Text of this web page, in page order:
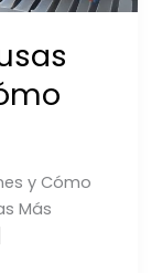
y Cómo
Más